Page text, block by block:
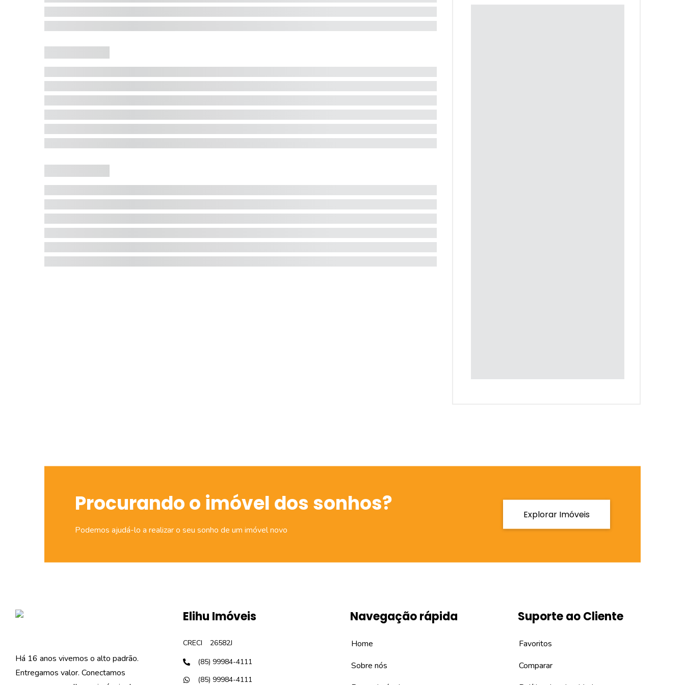
Procurando o imóvel dos sonhos?
Podemos ajudá-lo a realizar o seu sonho de um imóvel novo
Explorar Imóveis
Há 16 anos vivemos o alto padrão.
Entregamos valor. Conectamos
Elihu Imóveis
CRECI
26582J
(85) 99984-4111
(85) 99984-4111
Navegação rápida
Home
Sobre nós
Suporte ao Cliente
Favoritos
Comparar